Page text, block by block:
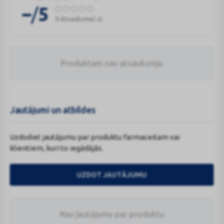
–/5 0 Atsauksme(-s)
Produktam nav atsauksmju
Jautājumi un atbildes
Uzdodiet jautājumu par produktu farmaceitam vai
klientiem, kuri to iegādājās.
UZDOT JAUTĀJUMU
Nav jautājumu par produktu